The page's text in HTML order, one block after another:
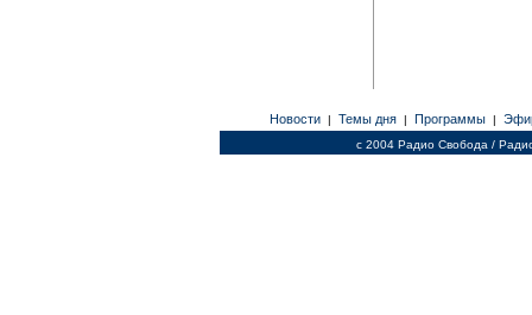
Новости | Темы дня | Программы |
c 2004 Радио Свобода /